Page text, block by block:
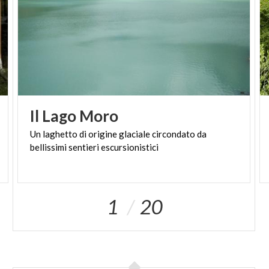
Orobie.
Nella zona, gli amanti del trekking possono
Sentiero 560 proposto dal Cai, che partendo
da Angolo Terme porta al Colle di Vareno.
Il Lago Moro
Un laghetto diorigineglacialecircondato da
bellissimisentieriescursionistici
1 20